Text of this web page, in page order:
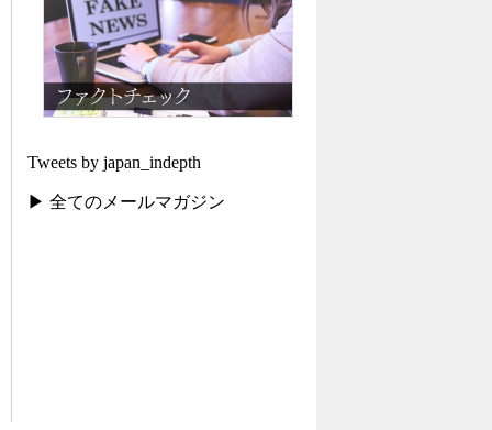
Tweets by japan_indepth
▶ 全てのメールマガジン